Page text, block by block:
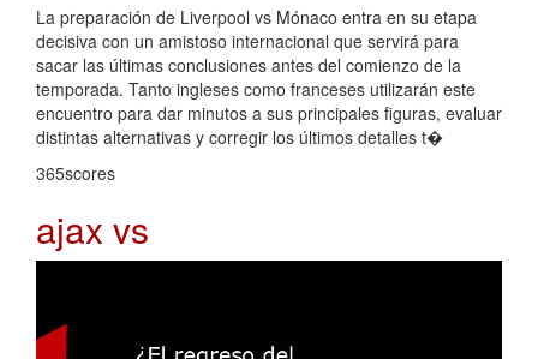
La preparación de Liverpool vs Mónaco entra en su etapa
decisiva con un amistoso internacional que servirá para
sacar las últimas conclusiones antes del comienzo de la
temporada. Tanto ingleses como franceses utilizarán este
encuentro para dar minutos a sus principales figuras, evaluar
distintas alternativas y corregir los últimos detalles t�
365scores
ajax vs